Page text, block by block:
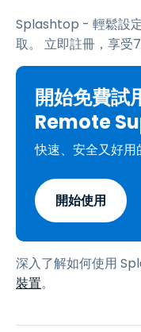
Splashtop - 輕鬆設
取。 立即註冊，享受7
開始免費
Remote
快速、安全又好
開始使用
深入了解如何使用
裝置。